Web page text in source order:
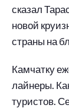
сказал
новой
страны на
Камчатку
лайнеры.
туристов.